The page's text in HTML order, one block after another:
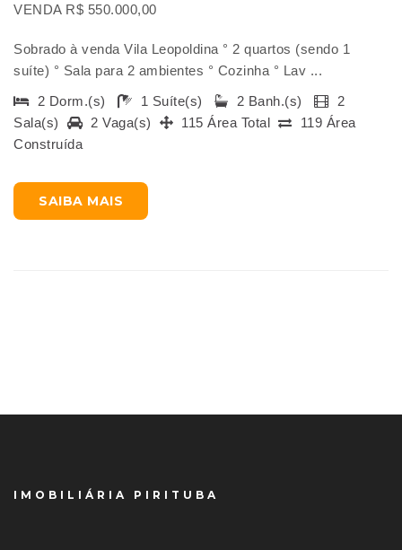
VENDA R$ 550.000,00
Sobrado à venda Vila Leopoldina ° 2 quartos (sendo 1
suíte) ° Sala para 2 ambientes ° Cozinha ° Lav ...
2 Dorm.(s)
1 Suíte(s) 2 Banh.(s)
2
Sala(s)
2 Vaga(s) 115 Área Total
119 Área
Construída
SAIBA MAIS
IMOBILIÁRIA PIRITUBA